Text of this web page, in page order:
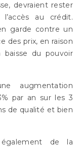
devraient rester
au crédit.
garde contre un
des prix, en raison
du pouvoir
augmentation
par an sur les 3
de qualité et bien
également de la